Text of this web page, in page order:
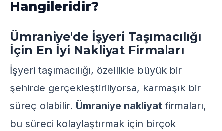
Hangileridir?
Ümraniye'de İşyeri Taşımacılığı
İçin En İyi Nakliyat Firmaları
İşyeri taşımacılığı, özellikle büyük bir
şehirde gerçekleştiriliyorsa, karmaşık bir
süreç olabilir. Ümraniye nakliyat firmaları,
bu süreci kolaylaştırmak için birçok